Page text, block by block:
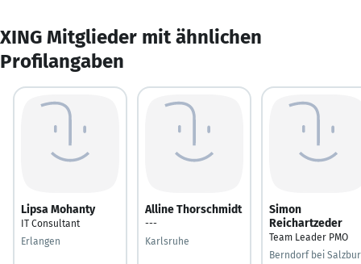
XING Mitglieder mit ähnlichen
Profilangaben
Lipsa Mohanty
IT Consultant
Erlangen
Alline Thorschmidt
---
Karlsruhe
Simon
Reichartzeder
Team Leader PMO
Berndorf bei